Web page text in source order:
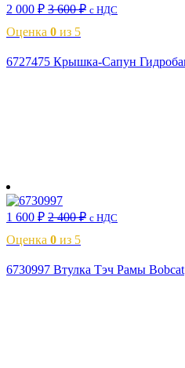
2 000 ₽ 3 600₽ с НДС
Оценка 0 из 5
6727475 Крышка-Сапун
1 600 ₽ 2 400₽ с НДС
Оценка 0 из 5
6730997 Втулка Тэч Рамы Bobcat